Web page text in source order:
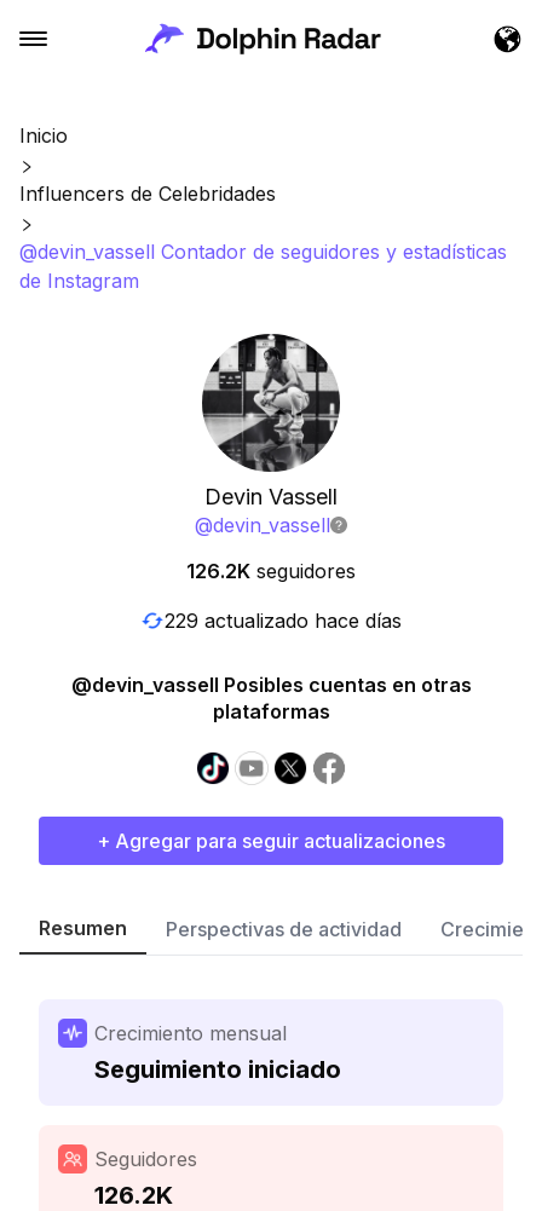
Inicio
Influencers de Celebridades
@devin_vassell Contador de seguidores y estadísticas
de Instagram
Devin Vassell
@devin_vassell
126.2K seguidores
229 actualizado hace días
@devin_vassell Posibles cuentas en otras
plataformas
+ Agregar para seguir actualizaciones
Resumen Perspectivas de actividad
Crecimiento mensual
Seguimiento iniciado
Seguidores
126.2K